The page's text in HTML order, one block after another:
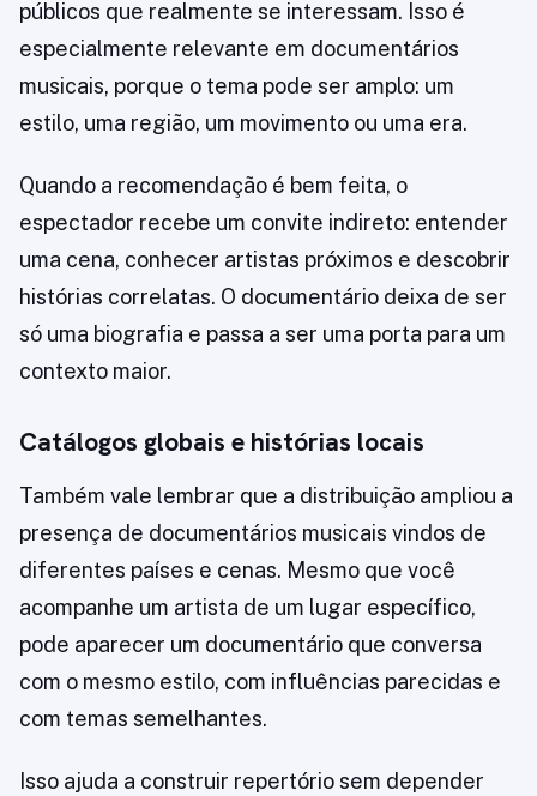
públicos que realmente se interessam. Isso é
especialmente relevante em documentários
musicais, porque o tema pode ser amplo: um
estilo, uma região, um movimento ou uma era.
Quando a recomendação é bem feita, o
espectador recebe um convite indireto: entender
uma cena, conhecer artistas próximos e descobrir
histórias correlatas. O documentário deixa de ser
só uma biografia e passa a ser uma porta para um
contexto maior.
Catálogos globais e histórias locais
Também vale lembrar que a distribuição ampliou a
presença de documentários musicais vindos de
diferentes países e cenas. Mesmo que você
acompanhe um artista de um lugar específico,
pode aparecer um documentário que conversa
com o mesmo estilo, com influências parecidas e
com temas semelhantes.
Isso ajuda a construir repertório sem depender